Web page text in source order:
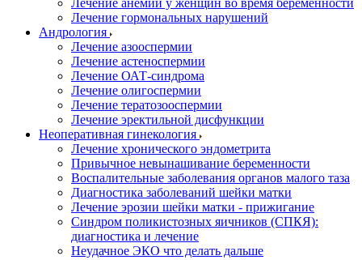
Лечение анемии у женщин во время беременности
Лечение гормональных нарушений
Андрология
Лечение азооспермии
Лечение астеноспермии
Лечение ОАТ-синдрома
Лечение олигоспермии
Лечение тератозооспермии
Лечение эректильной дисфункции
Неоперативная гинекология
Лечение хронического эндометрита
Привычное невынашивание беременности
Воспалительные заболевания органов малого таза
Диагностика заболеваний шейки матки
Лечение эрозии шейки матки - прижигание
Синдром поликистозных яичников (СПКЯ):
диагностика и лечение
Неудачное ЭКО что делать дальше